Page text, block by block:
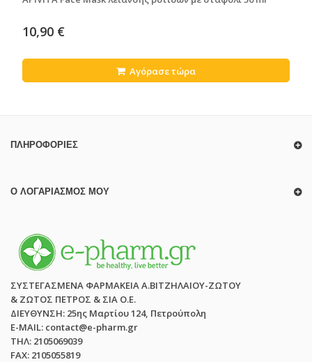
10,90 €
Αγόρασε τώρα
ΠΛΗΡΟΦΟΡΊΕΣ
Ο ΛΟΓΑΡΙΑΣΜΌΣ ΜΟΥ
ΣΥΣΤΕΓΑΣΜΕΝΑ ΦΑΡΜΑΚΕΙΑ Α.ΒΙΤΖΗΛΑΙΟΥ-ΖΩΤΟΥ
& ΖΩΤΟΣ ΠΕΤΡΟΣ & ΣΙΑ Ο.Ε.
ΔΙΕΥΘΥΝΣΗ: 25ης Μαρτίου 124, Πετρούπολη
E-MAIL: contact@e-pharm.gr
ΤΗΛ: 2105069039
FAX: 2105055819